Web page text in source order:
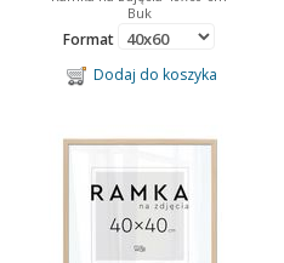
Buk
Format
Dodaj do koszyka